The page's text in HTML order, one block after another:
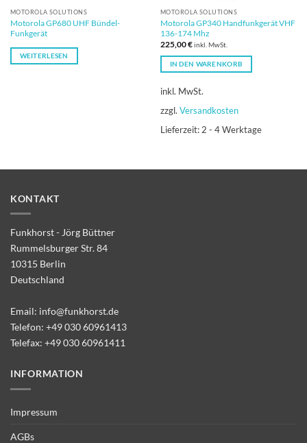
MOTOROLA SOLUTIONS
Motorola GP680 UHF Bündel-
Funkgerät
WEITERLESEN
MOTOROLA SOLUTIONS
Motorola GP340 Handfunkgerät VHF
136-174 Mhz
225,00€inkl. MwSt.
IN DEN WARENKORB
inkl. MwSt.
zzgl. Versandkosten
Lieferzeit: 2 - 4 Werktage
KONTAKT
Funkhorst - Jörg Büttner
Rummelsburger Str. 84
10315 Berlin
Deutschland
Email: info@funkhorst.de
Telefon: +49 030 60961413
Telefax: +49 030 60961411
INFORMATION
Impressum
AGBs